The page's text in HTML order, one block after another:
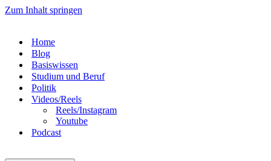
Zum Inhalt springen
Home
Blog
Basiswissen
Studium und Beruf
Politik
Videos/Reels
Reels/Instagram
Youtube
Podcast